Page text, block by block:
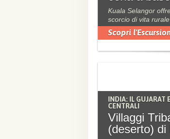
Kuala Selangor
scorcio di vita
Scopri
INDIA: IL GUJARAT
CENTRALI
Villaggi
(deserto) di